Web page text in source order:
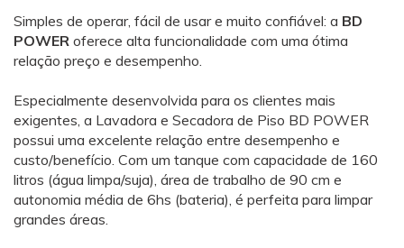
Simples de operar, fácil de usar e muito confiável: a BD
POWER oferece alta funcionalidade com uma ótima
relação preço e desempenho.
Especialmente desenvolvida para os clientes mais
exigentes, a Lavadora e Secadora de Piso BD POWER
possui uma excelente relação entre desempenho e
custo/benefício. Com um tanque com capacidade de 160
litros (água limpa/suja), área de trabalho de 90 cm e
autonomia média de 6hs (bateria), é perfeita para limpar
grandes áreas.